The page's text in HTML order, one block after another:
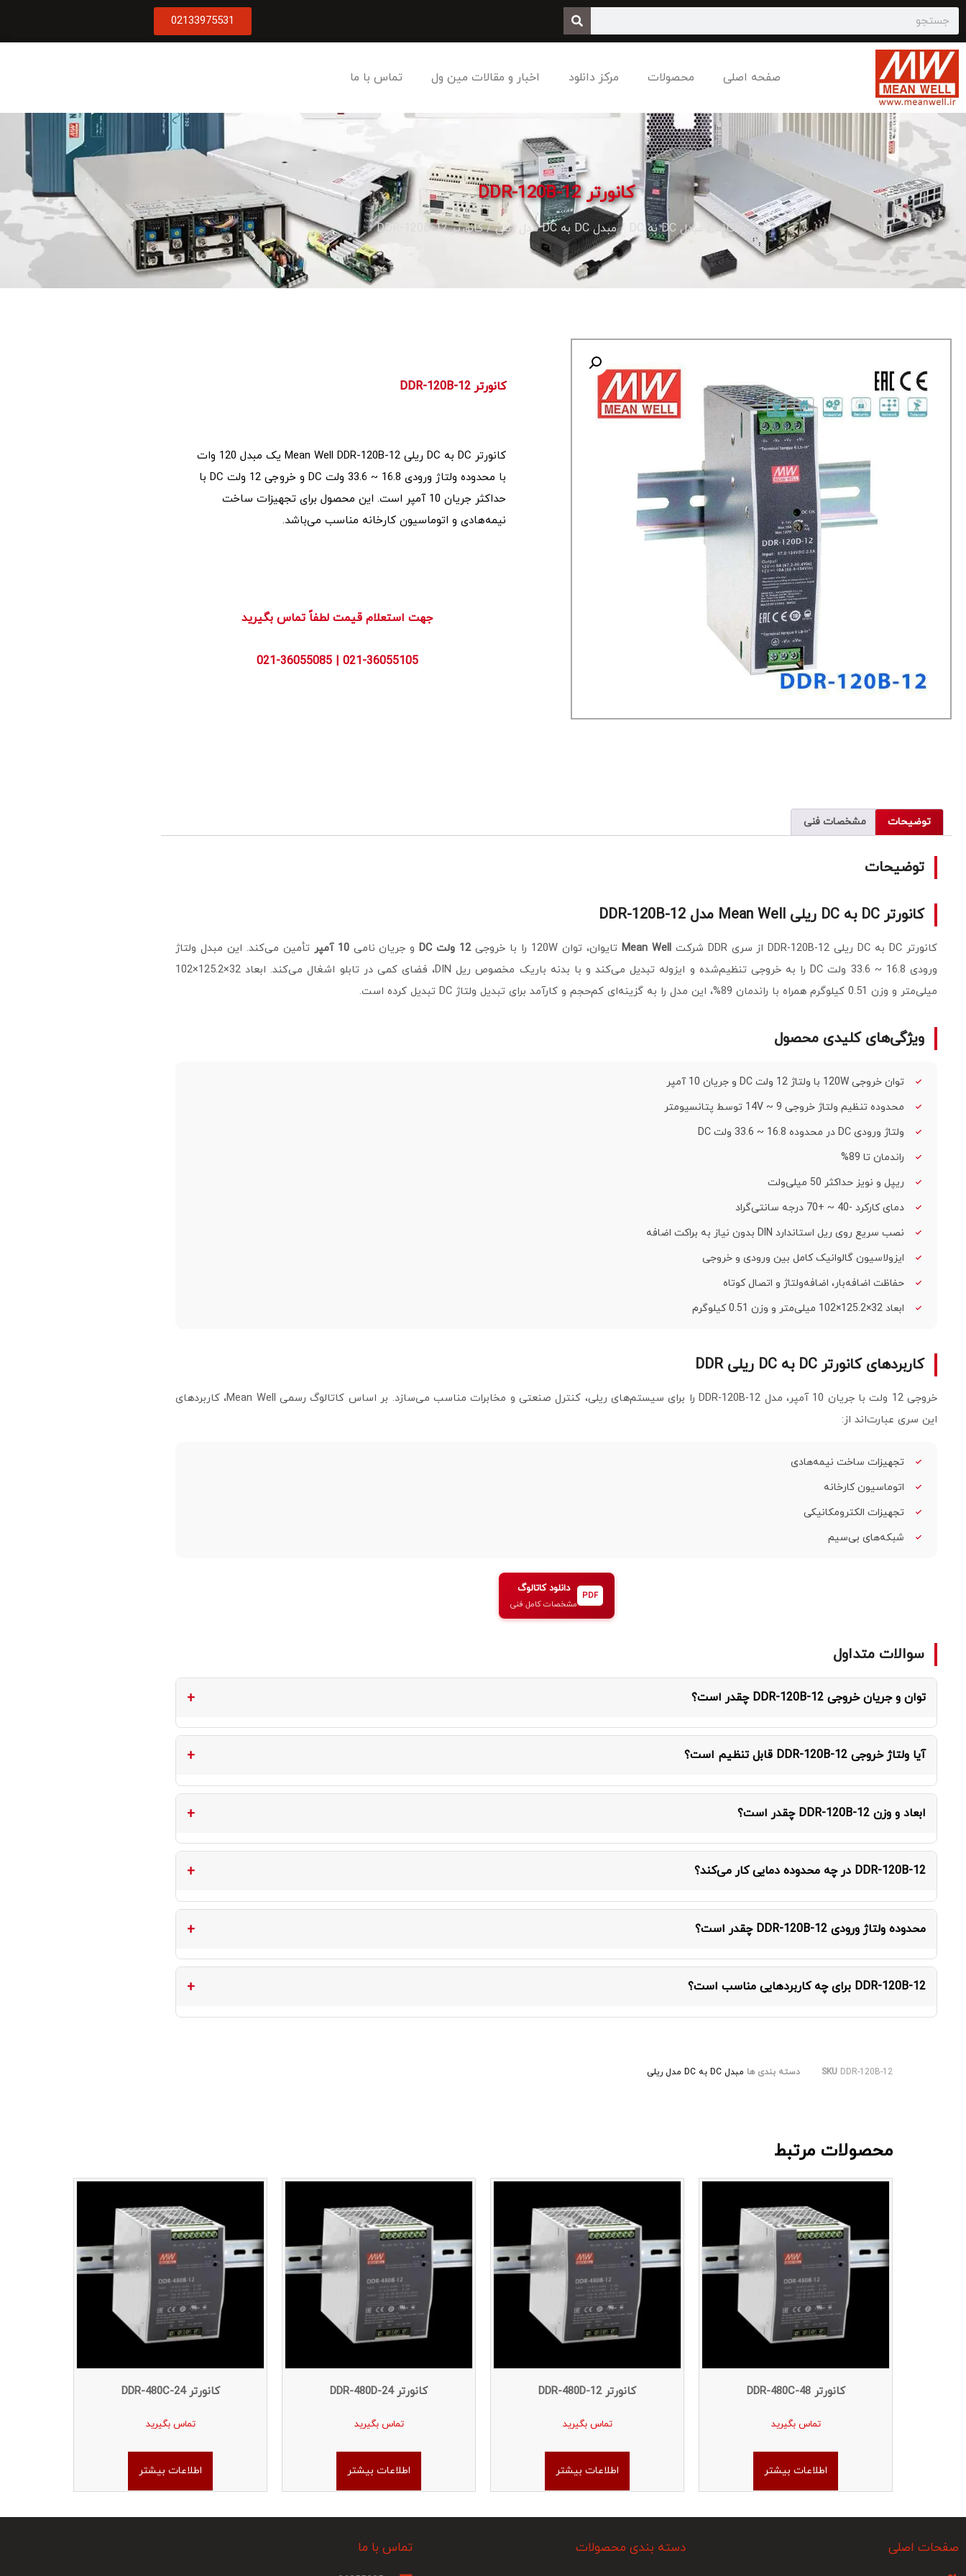
02133975531
صفحه اصلی محصولات مرکز دانلود اخبار و مقالات مین ول تماس با ما
کانورتر DDR-120B-12
خانه مبدل DC به DC /مبدل DC به DC مدل ریلی / کانورتر DDR-120B-12
کانورتر DDR-120B-12
کانورتر DC به DC ریلی Mean Well DDR-120B-12 یک مبدل 120 وات
با محدوده ولتاژ ورودی 16.8 ~ 33.6 ولت DC و خروجی 12 ولت DC با
حداکثر جریان 10 آمپر است. این محصول برای تجهیزات ساخت
نیمه‌هادی و اتوماسیون کارخانه مناسب می‌باشد.
        جهت استعلام قیمت لطفاً تماس بگیرید
توضیحات مشخصات فنی
توضیحات
کانورتر DC به DC ریلی Mean Well مدل DDR-120B-12
کانورتر DC به DC ریلی DDR-120B-12 از سری DDR شرکت Mean Well تایوان، توان 120W را با خروجی 12 ولت DC و جریان نامی10 آمپر
تأمین می‌کند. این مبدل ولتاژ
ورودی 16.8 ~ 33.6 ولت DC را به خروجی تنظیم‌شده و ایزوله تبدیل می‌کند و با بدنه باریک مخصوص ریل DIN، فضای کمی در تابلو اشغال می‌کند. ابعاد 32×125.2×102
میلی‌متر و وزن 0.51 کیلوگرم همراه با راندمان 89%، این مدل را به گزینه‌ای کم‌حجم و کارآمد برای تبدیل ولتاژ DC تبدیل کرده است.
ویژگی‌های کلیدی محصول
توان خروجی 120W با ولتاژ 12 ولت DC و جریان 10 آمپر
محدوده تنظیم ولتاژ خروجی 9 ~ 14V توسط پتانسیومتر
ولتاژ ورودی DC در محدوده 16.8 ~ 33.6 ولت DC
راندمان تا 89%
ریپل و نویز حداکثر 50 میلی‌ولت
دمای کارکرد -40 ~ +70 درجه سانتی‌گراد
نصب سریع روی ریل استاندارد DIN بدون نیاز به براکت اضافه
ایزولاسیون گالوانیک کامل بین ورودی و خروجی
حفاظت اضافه‌بار، اضافه‌ولتاژ و اتصال کوتاه
ابعاد 32×125.2×102 میلی‌متر و وزن 0.51 کیلوگرم
کاربردهای کانورتر DC به DC ریلی DDR
خروجی 12 ولت با جریان 10 آمپر، مدل DDR-120B-12 را برای سیستم‌های ریلی، کنترل صنعتی و مخابرات مناسب می‌سازد. بر اساس کاتالوگ رسمی Mean Well، کاربردهای
این سری عبارت‌اند از:
تجهیزات ساخت نیمه‌هادی
اتوماسیون کارخانه
تجهیزات الکترومکانیکی
شبکه‌های بی‌سیم
PDF
دانلود کاتالوگ
مشخصات کامل فنی
سوالات متداول
توان و جریان خروجی DDR-120B-12 چقدر است؟
مدل DDR-120B-12 توان 120W را با ولتاژ خروجی 12 ولت DC و جریان نامی 10 آمپر ارائه می‌دهد.
آیا ولتاژ خروجی DDR-120B-12 قابل تنظیم است؟
بله، ولتاژ خروجی از طریق پتانسیومتر روی دستگاه در محدوده 9 ~ 14V قابل تنظیم است.
ابعاد و وزن DDR-120B-12 چقدر است؟
ابعاد این محصول 32×125.2×102 میلی‌متر و وزن آن حدود 0.51 کیلوگرم است.
DDR-120B-12 در چه محدوده دمایی کار می‌کند؟
دمای کارکرد این مدل -40 ~ +70 درجه سانتی‌گراد است.
محدوده ولتاژ ورودی DDR-120B-12 چقدر است؟
این مبدل با ورودی DC در محدوده 16.8 ~ 33.6 ولت DC کار می‌کند و خروجی آن از ورودی ایزوله است.
DDR-120B-12 برای چه کاربردهایی مناسب است؟
SKU DDR-120B-12 دسته بندی ها مبدل DC به DC مدل ریلی
محصولات مرتبط
کانورتر DDR-480C-48
تماس بگیرید
اطلاعات بیشتر
کانورتر DDR-480D-12
تماس بگیرید
اطلاعات بیشتر
کانورتر DDR-480D-24
تماس بگیرید
اطلاعات بیشتر
کانورتر DDR-480C-24
تماس بگیرید
اطلاعات بیشتر
صفحات اصلی دسته بندی محصولات تماس با ما